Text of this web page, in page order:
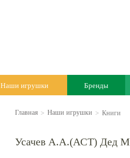
Наши игрушки Бренды
Главная > Наши игрушки > Книги
Усачев А.А.(АСТ) Дед